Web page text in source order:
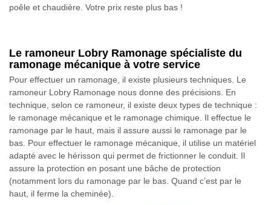
poêle et chaudière. Votre prix reste plus bas !
Le ramoneur Lobry Ramonage spécialiste du
ramonage mécanique à votre service
Pour effectuer un ramonage, il existe plusieurs techniques. Le
ramoneur Lobry Ramonage nous donne des précisions. En
technique, selon ce ramoneur, il existe deux types de technique :
le ramonage mécanique et le ramonage chimique. Il effectue le
ramonage par le haut, mais il assure aussi le ramonage par le
bas. Pour effectuer le ramonage mécanique, il utilise un matériel
adapté avec le hérisson qui permet de frictionner le conduit. Il
assure la protection en posant une bâche de protection
(notamment lors du ramonage par le bas. Quand c’est par le
haut, il ferme la cheminée).